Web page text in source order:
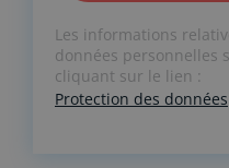
l
t
e
r
Les informations
données personnelles
cliquant sur le lien :
Protection des données